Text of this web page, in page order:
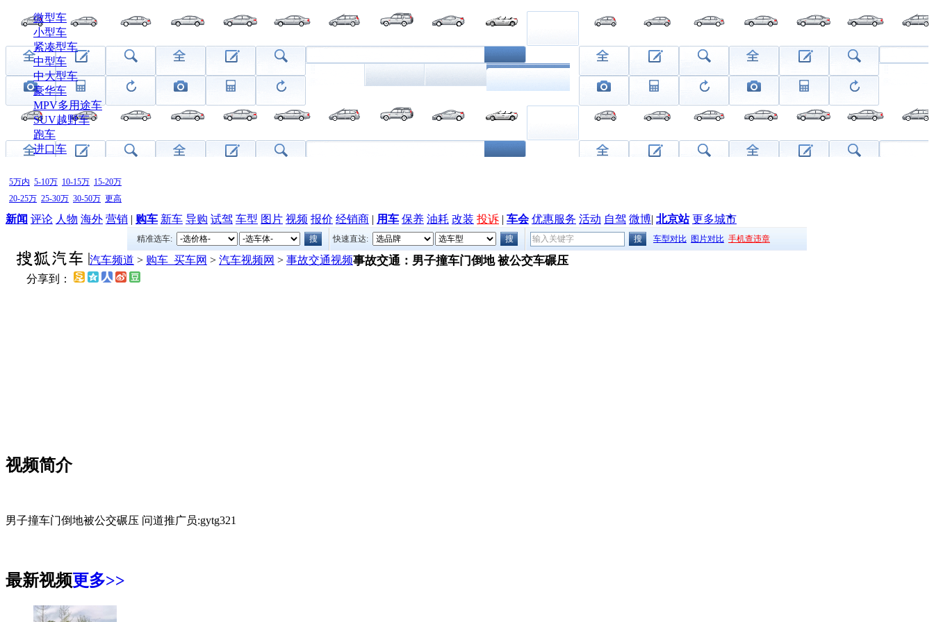
微型车
小型车
紧凑型车
中型车
中大型车
豪华车
MPV多用途车
SUV越野车
跑车
进口车
5万内 5-10万 10-15万 15-20万
20-25万 25-30万 30-50万 更高
新闻 评论 人物 海外 营销 | 购车 新车 导购 试驾 车型 图片 视频 报价 经销商 | 用车 保养 油耗 改装 投诉 | 车会 优惠服务 活动 自驾 微博| 北京站 更多城市
精准选车: 快速直达: 车型对比 图片对比 手机查违章
汽车频道 > 购车_买车网 > 汽车视频网 > 事故交通视频事故交通：男子撞车门倒地 被公交车碾压
分享到：
视频简介
男子撞车门倒地被公交碾压 问道推广员:gytg321
最新视频更多>>